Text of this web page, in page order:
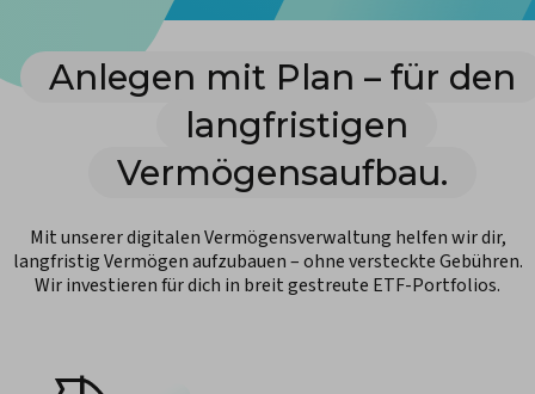
Anlegen mit Plan – für den
langfristigen
Vermögensaufbau.
Mit unserer digitalen Vermögensverwaltung helfen wir dir,
langfristig Vermögen aufzubauen – ohne versteckte Gebühren.
Wir investieren für dich in breit gestreute ETF-Portfolios.